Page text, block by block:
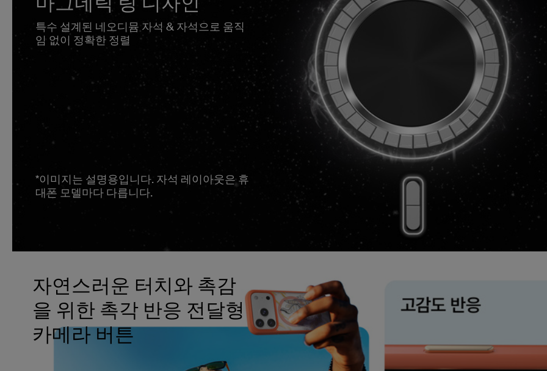
특수 설계된 네오디뮴 자석 & 자석으로 움직
임 없이 정확한 정렬
*이미지는 설명용입니다. 자석 레이아웃은 휴
대폰 모델마다 다릅니다.
자연스러운 터치와 촉감
을 위한 촉각 반응 전달형
카메라 버튼